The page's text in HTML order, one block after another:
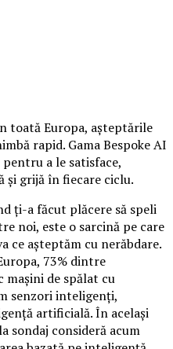
toată Europa, așteptările
rapid. Gama Bespoke AI
a le satisface,
grijă în fiecare ciclu.
ți-a făcut plăcere să speli
noi, este o sarcină pe care
ce așteptăm cu nerăbdare.
73% dintre
mașini de spălat cu
senzori inteligenți,
artificială. În același
sondaj consideră acum